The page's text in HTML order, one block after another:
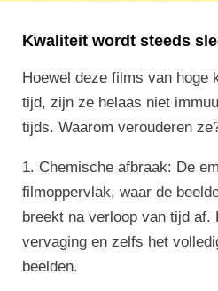
Kwaliteit wordt steeds
Hoewel deze films van hoge
tijd, zijn ze helaas niet
tijds. Waarom verouderen
1. Chemische afbraak: De
filmoppervlak, waar de
breekt na verloop van tijd
vervaging en zelfs het
beelden.